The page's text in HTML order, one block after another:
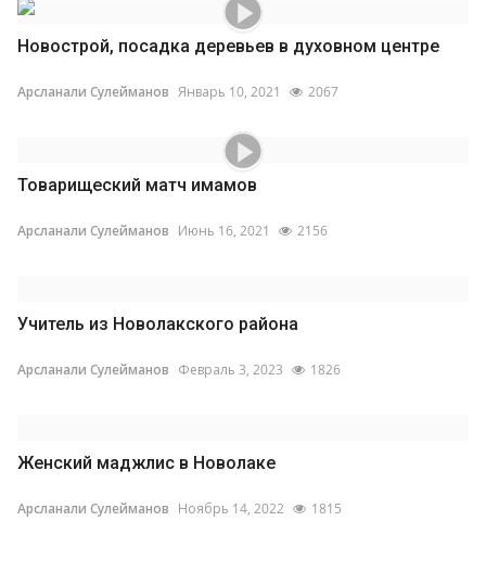
Новострой, посадка деревьев в духовном центре
Арсланали Сулейманов Январь 10, 2021 2067
Товарищеский матч имамов
Арсланали Сулейманов Июнь 16, 2021 2156
Учитель из Новолакского района
Арсланали Сулейманов Февраль 3, 2023 1826
Женский маджлис в Новолаке
Арсланали Сулейманов Ноябрь 14, 2022 1815